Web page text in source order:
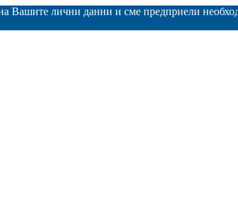
Вашите лични данни и сме предприели